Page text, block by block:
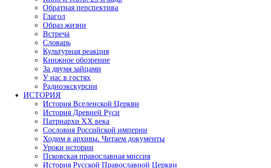
Обратная перспектива
Глагол
Образ жизни
Встреча
Словарь
Культурная реакция
Книжное обозрение
За двумя зайцами
У нас в гостях
Радиоэкскурсии
ИСТОРИЯ
История Вселенской Церкви
История Древней Руси
Патриархи XX века
Сословия Российской империи
Ходим в архивы. Читаем документы
Уроки истории
Псковская православная миссия
История Русской Православной Церкви